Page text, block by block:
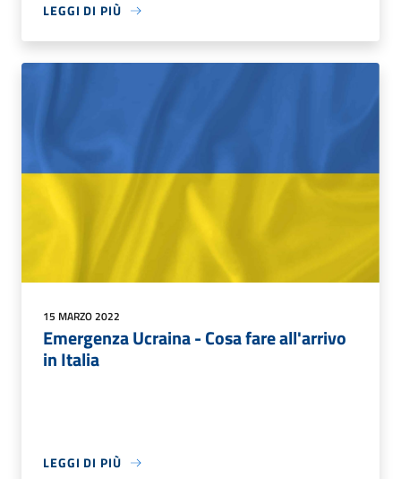
LEGGI DI PIÙ
15 MARZO 2022
Emergenza Ucraina - Cosa fare all'arrivo
in Italia
LEGGI DI PIÙ